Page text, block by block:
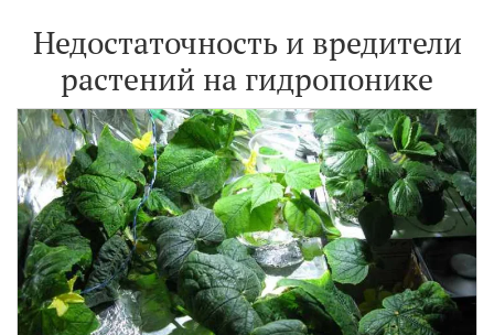
Недостаточность и вредители
растений на гидропонике